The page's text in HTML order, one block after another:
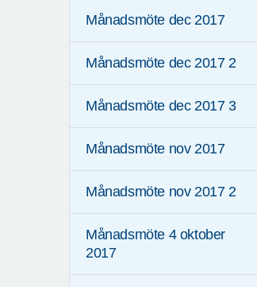
Månadsmöte dec 2017
Månadsmöte dec 2017 2
Månadsmöte dec 2017 3
Månadsmöte nov 2017
Månadsmöte nov 2017 2
Månadsmöte 4 oktober
2017